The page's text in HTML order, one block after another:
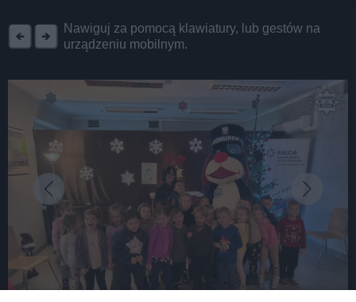
Nawiguj za pomocą klawiatury, lub gestów na
urządzeniu mobilnym.